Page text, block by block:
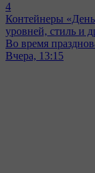
4
Контейнеры
уровней, стиль и
Во время
Вчера, 13:15